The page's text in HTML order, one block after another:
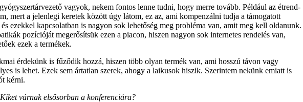
vagyok, nekem fontos lenne tudni, hogy merre tovább. Például az étrend-
mert a jelenlegi keretek között úgy látom, ez az, ami kompenzálni tudja a támogatott
ezekkel kapcsolatban is nagyon sok lehetőség meg probléma van, amit meg kell oldanunk.
pozícióját megerősítsük ezen a piacon, hiszen nagyon sok internetes rendelés van,
ezek a termékek.
érdekünk is fűződik hozzá, hiszen több olyan termék van, ami hosszú távon vagy
is lehet. Ezek sem ártatlan szerek, ahogy a laikusok hiszik. Szerintem nekünk emiatt is
kérni.
várnak elsősorban a konferenciára?